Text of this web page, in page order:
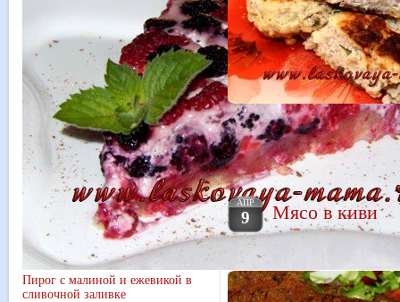
Пирог с малиной и ежевикой в
сливочной заливке
АПР
9 Мясо в киви